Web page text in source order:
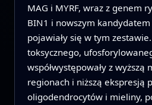
MAG i MYRF, wraz z genem
BIN1 i nowszym
pojawiały się w tym
toksycznego,
współwystępowały z wyższą
regionach i niższą ekspresją
oligodendrocytów i mieliny,